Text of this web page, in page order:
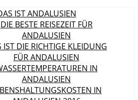
IST ANDALUSIEN
DIE BESTE REISEZEIT FÜR
ANDALUSIEN
IST DIE RICHTIGE KLEIDUNG
FÜR ANDALUSIEN
IN
ANDALUSIEN
IN